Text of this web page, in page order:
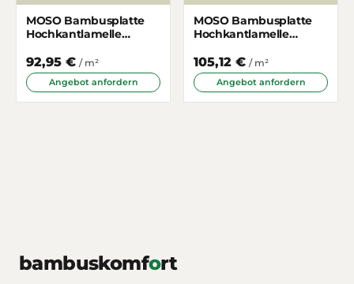
MOSO Bambusplatte
Hochkantlamelle
schichtig
92,95 € / m²
Angebot anfordern
MOSO Bambusplatte
Hochkantlamelle
schichtig
105,12 € / m²
Angebot anfordern
bambuskomfort